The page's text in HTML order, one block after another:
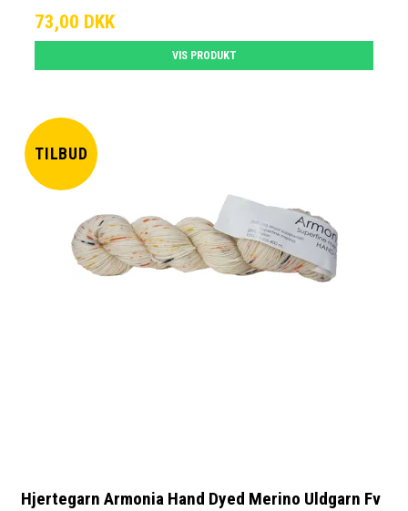
73,00 DKK
VIS PRODUKT
TILBUD
Hjertegarn Armonia Hand Dyed Merino Uldgarn Fv